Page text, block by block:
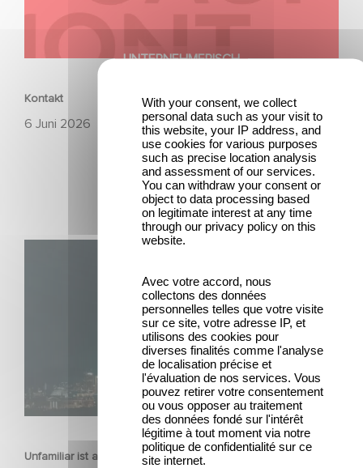
UNTERNEHMERISCH
Kontakt
6 Juni 2026
SERIEN
Unfamiliar ist auf Platz 1 der Netflix Top 10 der nicht-
Unfamiliar ist auf Platz 1 der Netflix Top 10 der nicht-
With your consent, we collect
personal data such as your visit to
this website, your IP address, and
use cookies for various purposes
such as precise location analysis
and assessment of our services.
You can withdraw your consent or
object to data processing based
on legitimate interest at any time
through our privacy policy on this
website.
Avec votre accord, nous
collectons des données
personnelles telles que votre visite
sur ce site, votre adresse IP, et
utilisons des cookies pour
diverses finalités comme l'analyse
de localisation précise et
l'évaluation de nos services. Vous
pouvez retirer votre consentement
ou vous opposer au traitement
des données fondé sur l'intérêt
légitime à tout moment via notre
politique de confidentialité sur ce
site internet.